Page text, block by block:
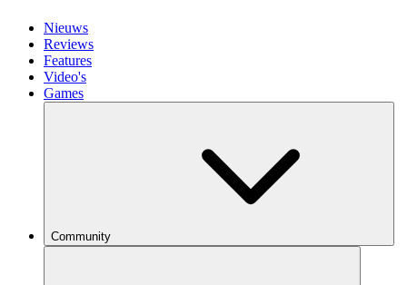
Nieuws
Reviews
Features
Video's
Games
Community